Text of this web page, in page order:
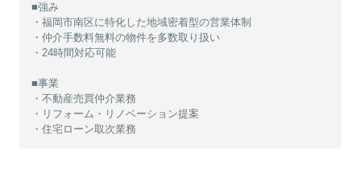
■強み
・福岡市南区に特化した地域密着型の営業体制
・仲介手数料無料の物件を多数取り扱い
・24時間対応可能
■事業
・不動産売買仲介業務
・リフォーム・リノベーション提案
・住宅ローン取次業務